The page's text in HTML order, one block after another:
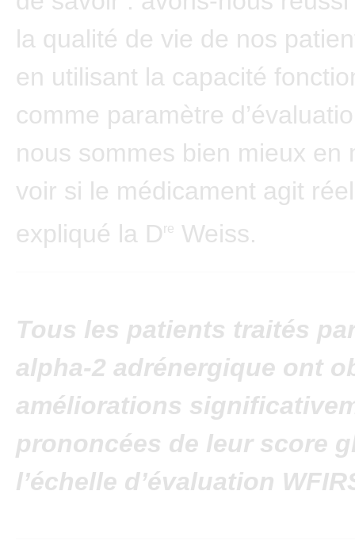
la qualité de vie de nos
en utilisant la capacité
comme paramètre
nous sommes bien mieux en
voir si le médicament agit
expliqué la Dre Weiss.
Tous les patients traités
alpha-2 adrénergique ont
améliorations
prononcées de leur score
l’échelle d’évaluation